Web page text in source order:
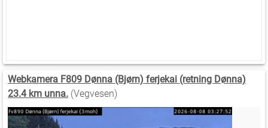
Webkamera F809 Dønna (Bjørn) ferjekai (retning Dønna)
23.4 km unna. (Vegvesen)